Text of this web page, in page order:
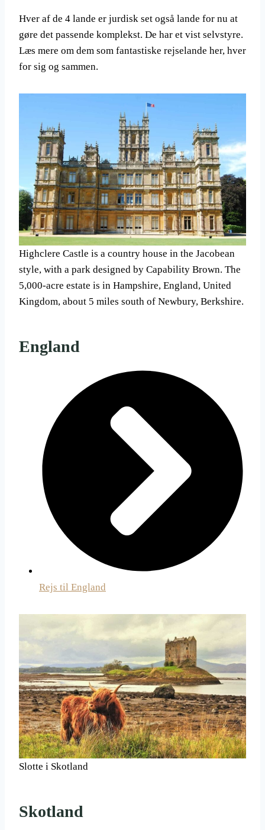
Hver af de 4 lande er jurdisk set også lande for nu at
gøre det passende komplekst. De har et vist selvstyre.
Læs mere om dem som fantastiske rejselande her, hver
for sig og sammen.
Highclere Castle is a country house in the Jacobean
style, with a park designed by Capability Brown. The
5,000-acre estate is in Hampshire, England, United
Kingdom, about 5 miles south of Newbury, Berkshire.
England
Rejs til England
Slotte i Skotland
Skotland